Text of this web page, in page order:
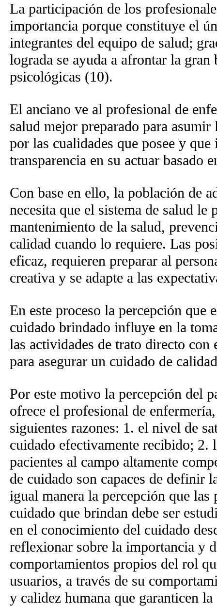
La participación de los
importancia porque constituye el
integrantes del equipo de salud;
lograda se ayuda a afrontar la
psicológicas (10).
El anciano ve al profesional de
salud mejor preparado para
por las cualidades que posee y
transparencia en su actuar
Con base en ello, la población de
necesita que el sistema de salud
mantenimiento de la salud,
calidad cuando lo requiere. Las
eficaz, requieren preparar al
creativa y se adapte a las
En este proceso la percepción
cuidado brindado influye en la
las actividades de trato directo con
para asegurar un cuidado de
Por este motivo la percepción del
ofrece el profesional de
siguientes razones: 1. el nivel de
cuidado efectivamente recibido; 2.
pacientes al campo altamente
de cuidado son capaces de definir
igual manera la percepción que
cuidado que brindan debe ser
en el conocimiento del cuidado
reflexionar sobre la importancia y
comportamientos propios del rol
usuarios, a través de su
y calidez humana que garanticen